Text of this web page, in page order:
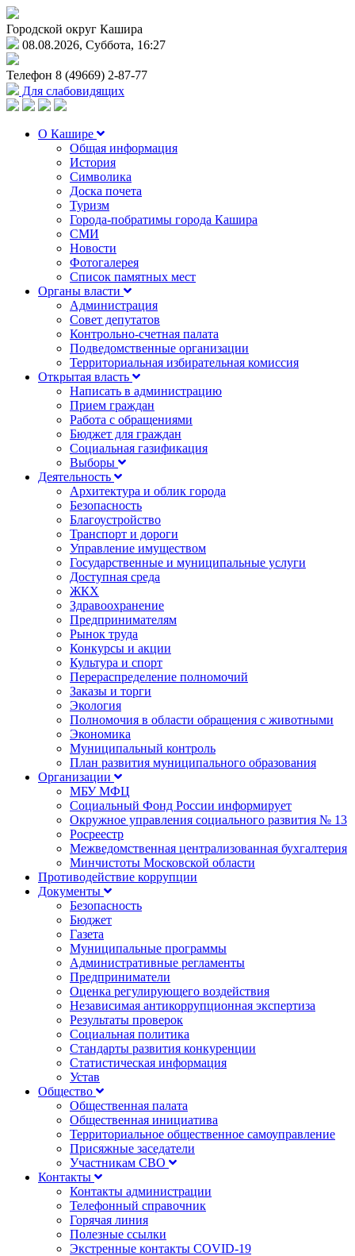
Городской округ Кашира
08.08.2026, Суббота, 16:27
Телефон 8 (49669) 2-87-77
Для слабовидящих
О Кашире
Общая информация
История
Символика
Доска почета
Туризм
Города-побратимы города Кашира
СМИ
Новости
Фотогалерея
Список памятных мест
Органы власти
Администрация
Совет депутатов
Контрольно-счетная палата
Подведомственные организации
Территориальная избирательная комиссия
Открытая власть
Написать в администрацию
Прием граждан
Работа с обращениями
Бюджет для граждан
Социальная газификация
Выборы
Деятельность
Архитектура и облик города
Безопасность
Благоустройство
Транспорт и дороги
Управление имуществом
Государственные и муниципальные услуги
Доступная среда
ЖКХ
Здравоохранение
Предпринимателям
Рынок труда
Конкурсы и акции
Культура и спорт
Перераспределение полномочий
Заказы и торги
Экология
Полномочия в области обращения с животными
Экономика
Муниципальный контроль
План развития муниципального образования
Организации
МБУ МФЦ
Социальный Фонд России информирует
Окружное управления социального развития № 13
Росреестр
Межведомственная централизованная бухгалтерия
Минчистоты Московской области
Противодействие коррупции
Документы
Безопасность
Бюджет
Газета
Муниципальные программы
Административные регламенты
Предприниматели
Оценка регулирующего воздействия
Независимая антикоррупционная экспертиза
Результаты проверок
Социальная политика
Стандарты развития конкуренции
Статистическая информация
Устав
Общество
Общественная палата
Общественная инициатива
Территориальное общественное самоуправление
Присяжные заседатели
Участникам СВО
Контакты
Контакты администрации
Телефонный справочник
Горячая линия
Полезные ссылки
Экстренные контакты COVID-19